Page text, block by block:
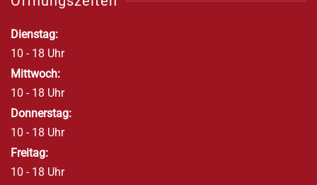
Dienstag:
10 - 18 Uhr
Mittwoch:
10 - 18 Uhr
Donnerstag:
10 - 18 Uhr
Freitag:
10 - 18 Uhr